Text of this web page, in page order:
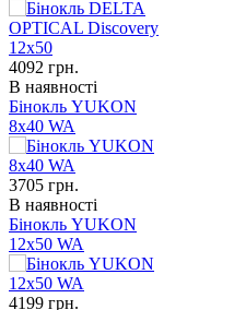
4092 грн.
В наявності
Бінокль YUKON
8x40 WA
3705 грн.
В наявності
Бінокль YUKON
12x50 WA
4199 грн.